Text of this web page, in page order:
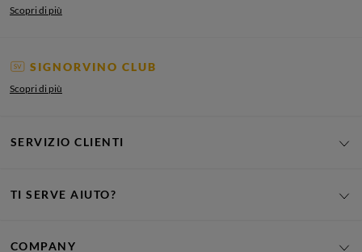
Scopri di più
SIGNORVINO CLUB
Scopri di più
SERVIZIO CLIENTI
TI SERVE AIUTO?
COMPANY